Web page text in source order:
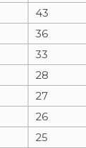
43
36
33
28
27
26
25